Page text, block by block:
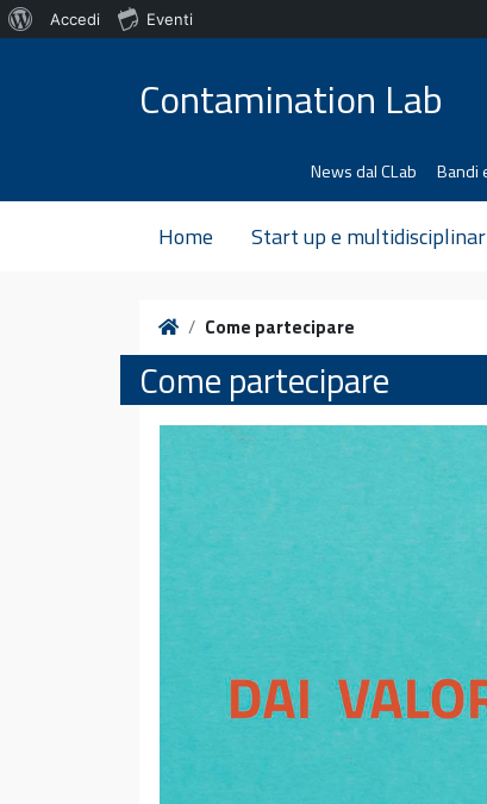
Contamination Lab
News dal CLab Bandi
Home Start up e
HomeCome partecipare
Come partecipare
Informazioni
Accedi Eventi